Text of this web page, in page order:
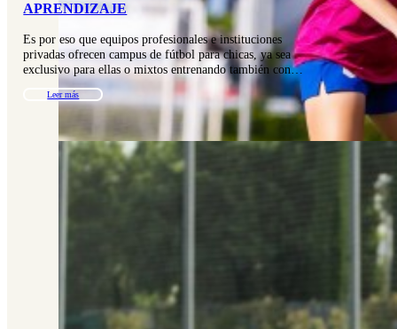
APRENDIZAJE
Es por eso que equipos profesionales e instituciones
privadas ofrecen campus de fútbol para chicas, ya sea
exclusivo para ellas o mixtos entrenando también con…
Leer más